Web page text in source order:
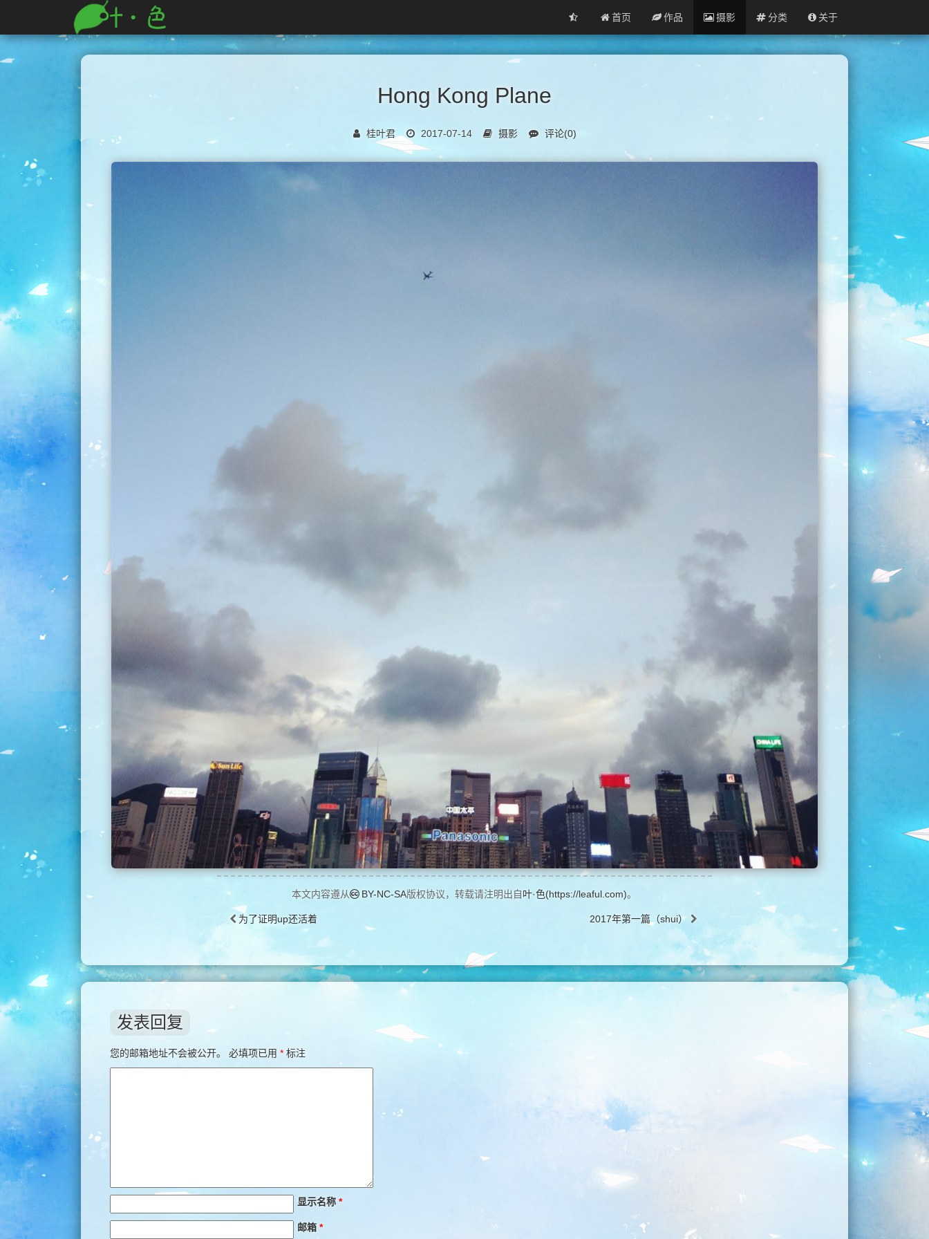
首页 作品 摄影 分类 关于
Hong Kong Plane
桂叶君 2017-07-14 摄影 评论(0)
本文内容遵从 BY-NC-SA版权协议，转载请注明出自叶·色(https://leaful.com)。
为了证明up还活着 2017年第一篇（shui）
发表回复
您的邮箱地址不会被公开。 必填项已用 * 标注
显示名称 *
邮箱 *